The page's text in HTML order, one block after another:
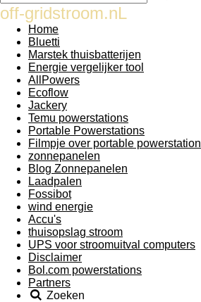
off-gridstroom.nL
Home
Bluetti
Marstek thuisbatterijen
Energie vergelijker tool
AllPowers
Ecoflow
Jackery
Temu powerstations
Portable Powerstations
Filmpje over portable powerstation
zonnepanelen
Blog Zonnepanelen
Laadpalen
Fossibot
wind energie
Accu's
thuisopslag stroom
UPS voor stroomuitval computers
Disclaimer
Bol.com powerstations
Partners
Zoeken